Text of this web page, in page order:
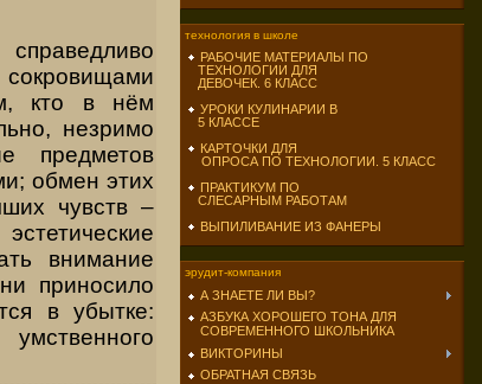
кто в нём
незримо
предметов
обмен этих
чувств –
внимание
приносило
в убытке:
технология в школе
РАБОЧИЕ МАТЕРИАЛЫ ПО
ТЕХНОЛОГИИ ДЛЯ
ДЕВОЧЕК. 6 КЛАСС
УРОКИ КУЛИНАРИИ В
5 КЛАССЕ
КАРТОЧКИ ДЛЯ
ОПРОСА ПО ТЕХНОЛОГИИ. 5 КЛАСС
ПРАКТИКУМ ПО
СЛЕСАРНЫМ РАБОТАМ
ВЫПИЛИВАНИЕ ИЗ ФАНЕРЫ
эрудит-компания
А ЗНАЕТЕ ЛИ ВЫ?
АЗБУКА ХОРОШЕГО ТОНА ДЛЯ
СОВРЕМЕННОГО ШКОЛЬНИКА
ВИКТОРИНЫ
ОБРАТНАЯ СВЯЗЬ